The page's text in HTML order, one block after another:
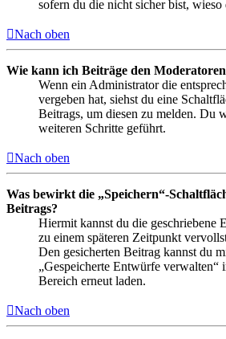
sofern du die nicht sicher bist,
Nach oben
Wie kann ich Beiträge den
Wenn ein Administrator die
vergeben hat, siehst du eine
Beitrags, um diesen zu melden. Du
weiteren Schritte geführt.
Nach oben
Was bewirkt die „Speichern“-
Beitrags?
Hiermit kannst du die geschriebene
zu einem späteren Zeitpunkt
Den gesicherten Beitrag kannst du
„Gespeicherte Entwürfe verwalten“
Bereich erneut laden.
Nach oben